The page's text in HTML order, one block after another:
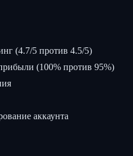
(4.7/5 против 4.5/5)
(100% против 95%)
аккаунта